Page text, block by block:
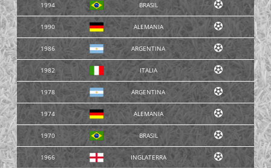
1994 BRASIL
1990 ALEMANIA
1986 ARGENTINA
1982 ITALIA
1978 ARGENTINA
1974 ALEMANIA
1970 BRASIL
1966 INGLATERRA